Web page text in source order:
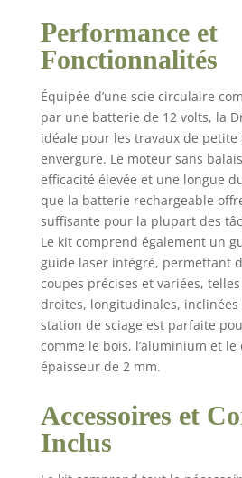
vinyle
ligne
vos
réel
de
pour
est
de
(650
les
Performance et
Fonctionnalités
Équipée d’une scie circulaire
par une batterie de 12 volts, la
idéale pour les travaux de petite
envergure. Le moteur sans
efficacité élevée et une longue
que la batterie rechargeable
suffisante pour la plupart des
Le kit comprend également un
guide laser intégré, permettant
coupes précises et variées,
droites, longitudinales, inclinées
station de sciage est parfaite
comme le bois, l’aluminium et le
épaisseur de 2 mm.
Accessoires et
Inclus